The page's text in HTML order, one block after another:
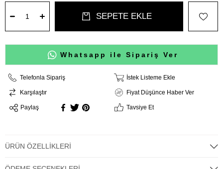
Whatsapp ile Sipariş Ver
Telefonla Sipariş İstek Listeme Ekle
Karşılaştır Fiyat Düşünce Haber Ver
Paylaş Tavsiye Et
ÜRÜN ÖZELLIKLERI